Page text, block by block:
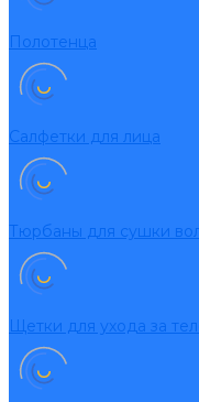
Полотенца
Салфетки для лица
Тюрбаны для сушки
Щетки для ухода за